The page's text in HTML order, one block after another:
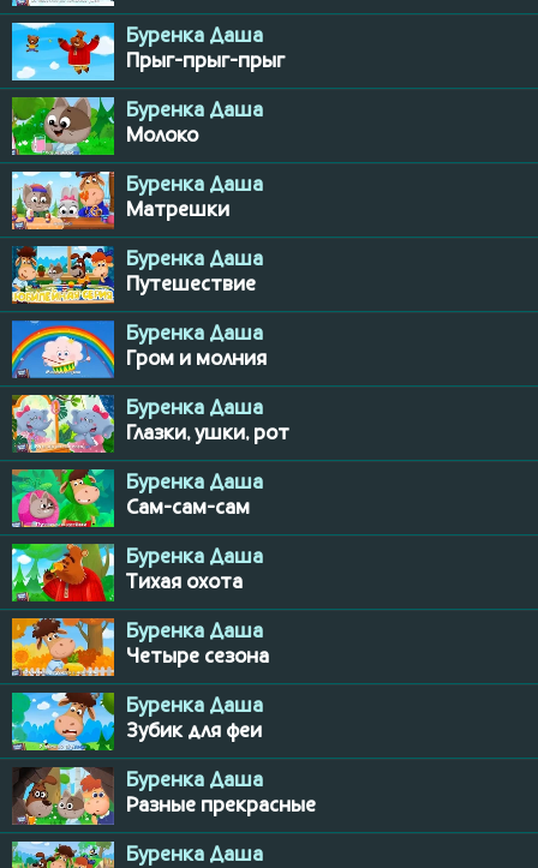
Буренка Даша
Прыг-прыг-прыг
Буренка Даша
Молоко
Буренка Даша
Матрешки
Буренка Даша
Путешествие
Буренка Даша
Гром и молния
Буренка Даша
Глазки, ушки, рот
Буренка Даша
Сам-сам-сам
Буренка Даша
Тихая охота
Буренка Даша
Четыре сезона
Буренка Даша
Зубик для феи
Буренка Даша
Разные прекрасные
Буренка Даша